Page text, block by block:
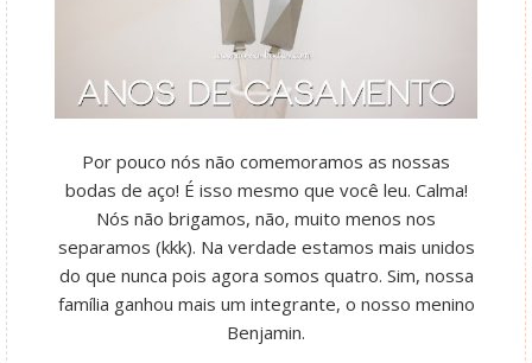
Por pouco nós não comemoramos as nossas
bodas de aço! É isso mesmo que você leu. Calma!
Nós não brigamos, não, muito menos nos
separamos (kkk). Na verdade estamos mais unidos
do que nunca pois agora somos quatro. Sim, nossa
família ganhou mais um integrante, o nosso menino
Benjamin.